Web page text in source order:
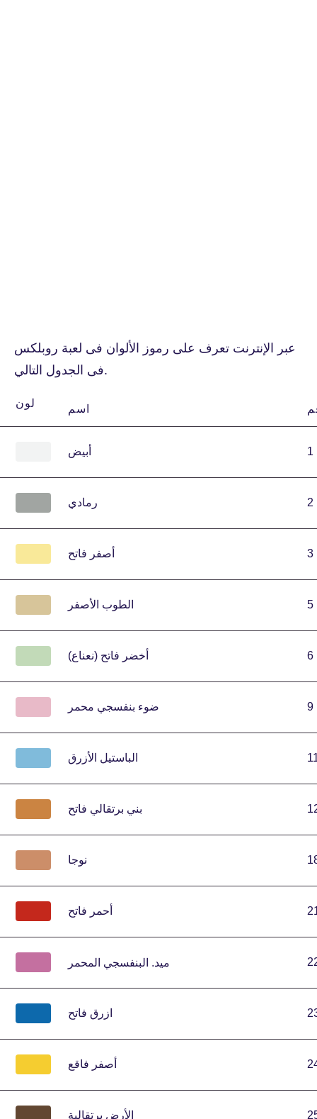
عبر الإنترنت تعرف على رموز الألوان فى لعبة روبلكس
فى الجدول التالي.
لون
أبيض 1
رمادي 2
أصفر فاتح 3
الطوب الأصفر 5
أخضر فاتح (نعناع) 6
ضوء بنفسجي محمر 9
الباستيل الأزرق
بني برتقالي فاتح
نوجا
أحمر فاتح
ميد. البنفسجي المحمر
ازرق فاتح
أصفر فاقع
الأرض برتقالية